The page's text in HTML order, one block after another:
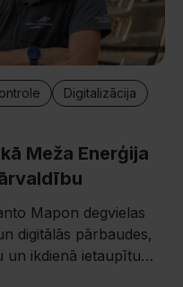
Digitalizācija
Meža Enerģija
Mapon degvielas
digitālās pārbaudes,
un ikdienā ietaupītu